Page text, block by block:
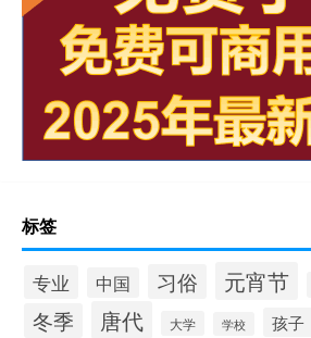
标签
专业 中国 习俗 元宵节
冬季 唐代 大学 学校 孩子